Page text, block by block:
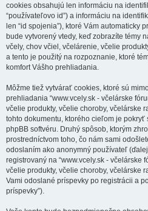
cookies obsahujú len informáciu na
“používateľovo id”) a informáciu na
len “id spojenia”), ktoré Vám automaticky
bude vytvorený vtedy, keď zobrazíte témy
včely, chov včiel, včelárenie, včelie
a tento je použitý na rozpoznanie, ktoré
komfort Vášho prehliadania.
Môžme tiež vytvárať cookies, ktoré sú
prehliadania “www.vcely.sk - včelárske
včelie produkty, včelie choroby, včelárske
tohto dokumentu, ktorého cieľom je pokryť
phpBB softvéru. Druhý spôsob, ktorým
prostredníctvom toho, čo nám sami
odoslaním ako anonymný používateľ
registrovaný na “www.vcely.sk - včelárske
včelie produkty, včelie choroby, včelárske
Vami odoslané príspevky po registrácii a
príspevky”).